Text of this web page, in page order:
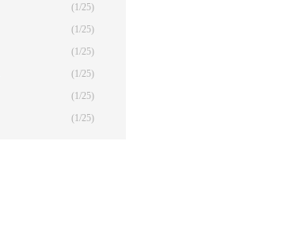
(1/25)
(1/25)
(1/25)
(1/25)
(1/25)
(1/25)